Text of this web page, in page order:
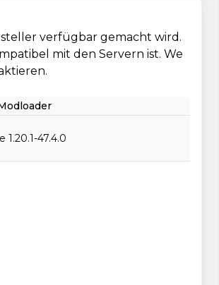
verfügbar gemacht wird.
mit den Servern ist. We
1.20.1-47.4.0